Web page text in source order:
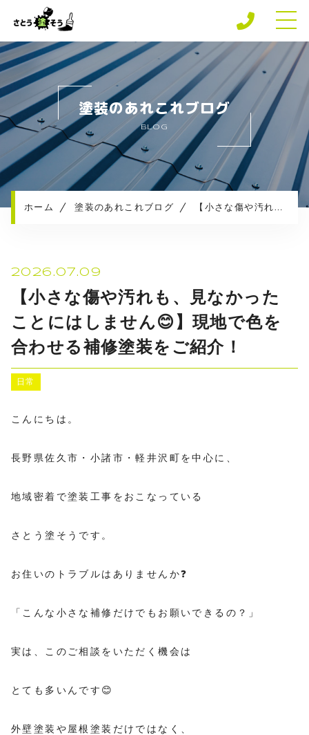
ホーム
専門店の強み
さとう塗そうの安心保障
施工メニュー
施工実績
施工の流れ
塗装のあれこれブログ
BLOG
ホーム 塗装のあれこれブログ 【小さな傷や汚れも、見なかったことにはしません😊】現地で色を合わせる補修塗装をご紹介！
2026.07.09
【小さな傷や汚れも、見なかった
ことにはしません😊】現地で色を
合わせる補修塗装をご紹介！
日常
こんにちは。
長野県佐久市・小諸市・軽井沢町を中心に、
地域密着で塗装工事をおこなっている
さとう塗そうです。
お住いのトラブルはありませんか❓
「こんな小さな補修だけでもお願いできるの？」
実は、このご相談をいただく機会は
とても多いんです😊
外壁塗装や屋根塗装だけではなく、